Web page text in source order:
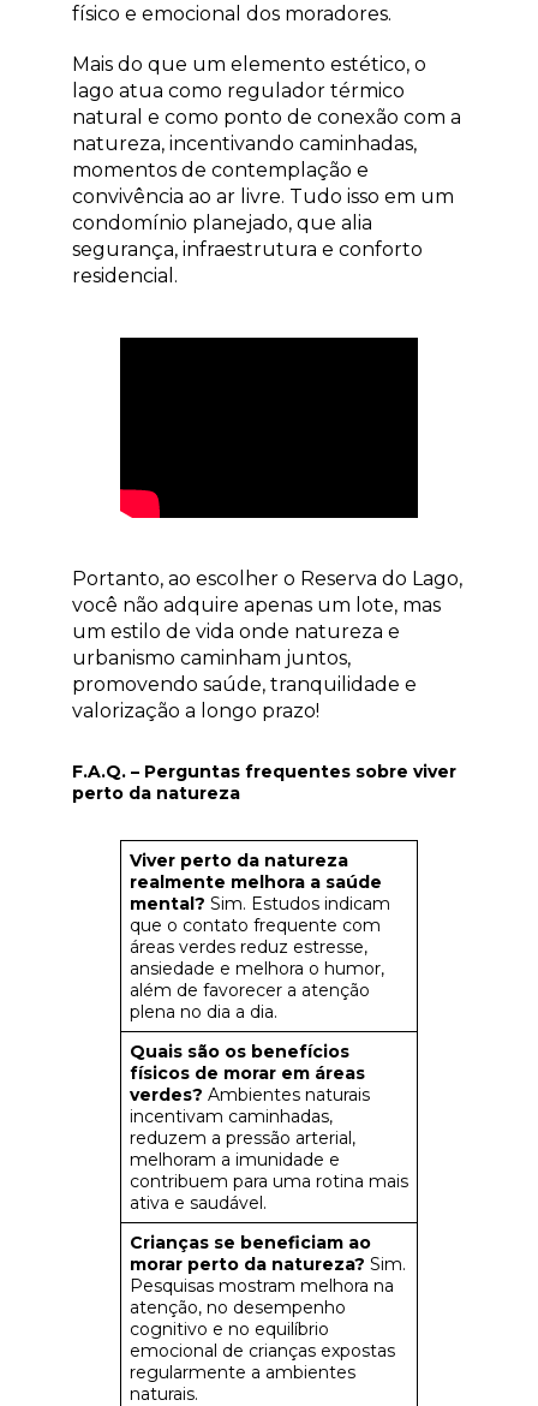
físico e emocional dos moradores.
Mais do que um elemento estético, o
lago atua como regulador térmico
natural e como ponto de conexão com a
natureza, incentivando caminhadas,
momentos de contemplação e
convivência ao ar livre. Tudo isso em um
condomínio planejado, que alia
segurança, infraestrutura e conforto
residencial.
Portanto, ao escolher o Reserva do Lago,
você não adquire apenas um lote, mas
um estilo de vida onde natureza e
urbanismo caminham juntos,
promovendo saúde, tranquilidade e
valorização a longo prazo!
F.A.Q. – Perguntas frequentes sobre viver
perto da natureza
Viver perto da natureza
realmente melhora a saúde
mental? Sim. Estudos indicam
que o contato frequente com
áreas verdes reduz estresse,
ansiedade e melhora o humor,
além de favorecer a atenção
plena no dia a dia.
Quais são os benefícios
físicos de morar em áreas
verdes? Ambientes naturais
incentivam caminhadas,
reduzem a pressão arterial,
melhoram a imunidade e
contribuem para uma rotina mais
ativa e saudável.
Crianças se beneficiam ao
morar perto da natureza? Sim.
Pesquisas mostram melhora na
atenção, no desempenho
cognitivo e no equilíbrio
emocional de crianças expostas
regularmente a ambientes
naturais.